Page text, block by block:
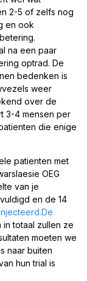
2-5 of zelfs nog
en ook
na een paar
optrad. De
bedenken is
weer
over de
3-4 mensen per
die enige
patienten met
OEG
van je
en de 14
totaal zullen ze
moeten we
naar buiten
hun trial is